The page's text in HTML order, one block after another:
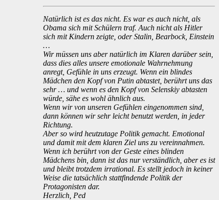
Natürlich ist es das nicht. Es war es auch nicht, als
Obama sich mit Schülern traf. Auch nicht als Hitler
sich mit Kindern zeigte, oder Stalin, Bearbock, Einstein
…
Wir müssen uns aber natürlich im Klaren darüber sein,
dass dies alles unsere emotionale Wahrnehmung
anregt, Gefühle in uns erzeugt. Wenn ein blindes
Mädchen den Kopf von Putin abtastet, berührt uns das
sehr … und wenn es den Kopf von Selenskiy abtasten
würde, sähe es wohl ähnlich aus.
Wenn wir von unseren Gefühlen eingenommen sind,
dann können wir sehr leicht benutzt werden, in jeder
Richtung.
Aber so wird heutzutage Politik gemacht. Emotional
und damit mit dem klaren Ziel uns zu vereinnahmen.
Wenn ich berührt von der Geste eines blinden
Mädchens bin, dann ist das nur verständlich, aber es ist
und bleibt trotzdem irrational. Es stellt jedoch in keiner
Weise die tatsächlich stattfindende Politik der
Protagonisten dar.
Herzlich, Ped